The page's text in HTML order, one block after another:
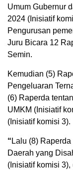
Umum Gubernur
2024 (Inisiatif
Pengurusan
Juru Bicara 12
Semin.
Kemudian (5)
Pengeluaran
(6) Raperda
UMKM (Inisiatif
(Inisiatif komisi 3).
“ Lalu (8)
Daerah yang
(Inisiatif komisi